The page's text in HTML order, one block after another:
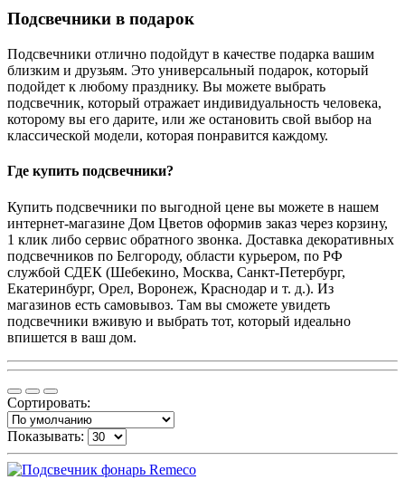
Подсвечники в подарок
Подсвечники отлично подойдут в качестве подарка вашим
близким и друзьям. Это универсальный подарок, который
подойдет к любому празднику. Вы можете выбрать
подсвечник, который отражает индивидуальность человека,
которому вы его дарите, или же остановить свой выбор на
классической модели, которая понравится каждому.
Где купить подсвечники?
Купить подсвечники по выгодной цене вы можете в нашем
интернет-магазине Дом Цветов оформив заказ через корзину,
1 клик либо сервис обратного звонка. Доставка декоративных
подсвечников по Белгороду, области курьером, по РФ
службой СДЕК (Шебекино, Москва, Санкт-Петербург,
Екатеринбург, Орел, Воронеж, Краснодар и т. д.). Из
магазинов есть самовывоз. Там вы сможете увидеть
подсвечники вживую и выбрать тот, который идеально
впишется в ваш дом.
Сортировать:
Показывать: